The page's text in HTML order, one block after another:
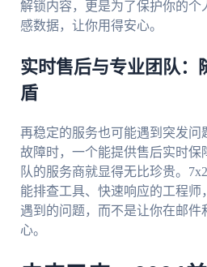
解锁内容，更是为了保护你的个
感数据，让你用得安心。
实时售后与专业团队：
盾
再稳定的服务也可能遇到突发问
故障时，一个能提供售后实时保
队的服务商就显得无比珍贵。
能排查工具、快速响应的工程师
遇到的问题，而不是让你在邮件
心。